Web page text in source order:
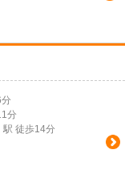
分
分
駅 徒歩14分